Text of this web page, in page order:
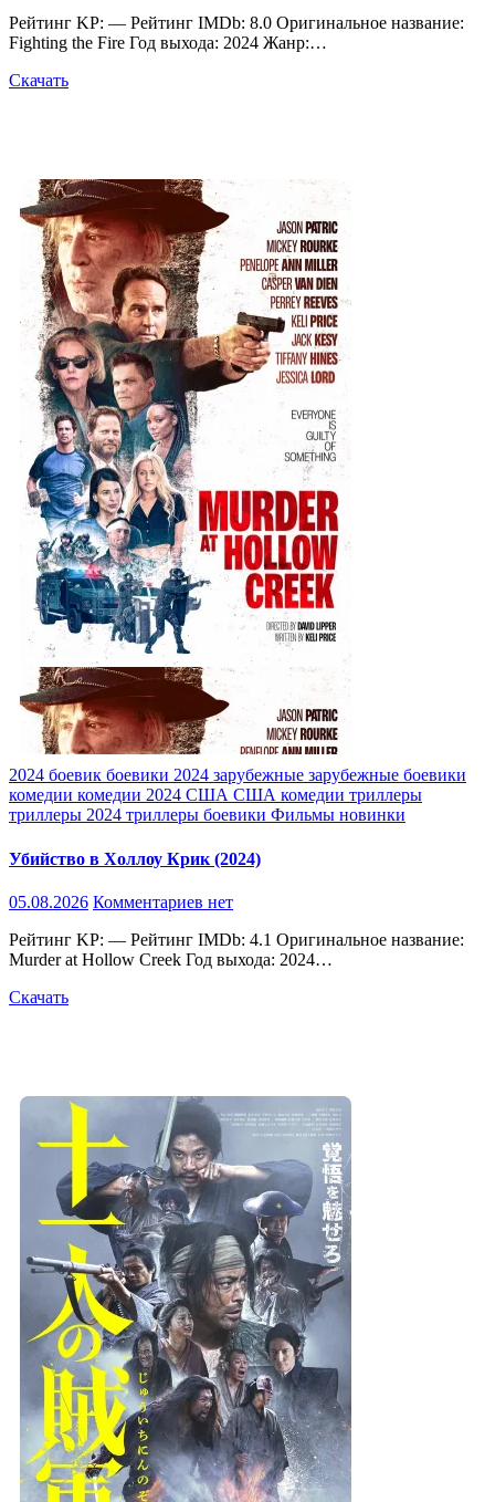
Рейтинг KP: — Рейтинг IMDb: 8.0 Оригинальное название:
Fighting the Fire Год выхода: 2024 Жанр:…
Скачать
2024 боевик боевики 2024 зарубежные зарубежные боевики
комедии комедии 2024 США США комедии триллеры
триллеры 2024 триллеры боевики Фильмы новинки
Убийство в Холлоу Крик (2024)
05.08.2026 Комментариев нет
Рейтинг KP: — Рейтинг IMDb: 4.1 Оригинальное название:
Murder at Hollow Creek Год выхода: 2024…
Скачать